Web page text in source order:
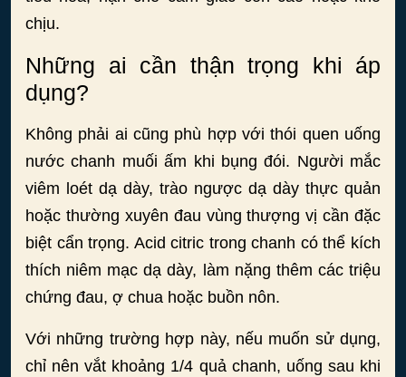
chịu.
Những ai cần thận trọng khi áp
dụng?
Không phải ai cũng phù hợp với thói quen uống
nước chanh muối ấm khi bụng đói. Người mắc
viêm loét dạ dày, trào ngược dạ dày thực quản
hoặc thường xuyên đau vùng thượng vị cần đặc
biệt cẩn trọng. Acid citric trong chanh có thể kích
thích niêm mạc dạ dày, làm nặng thêm các triệu
chứng đau, ợ chua hoặc buồn nôn.
Với những trường hợp này, nếu muốn sử dụng,
chỉ nên vắt khoảng 1/4 quả chanh, uống sau khi